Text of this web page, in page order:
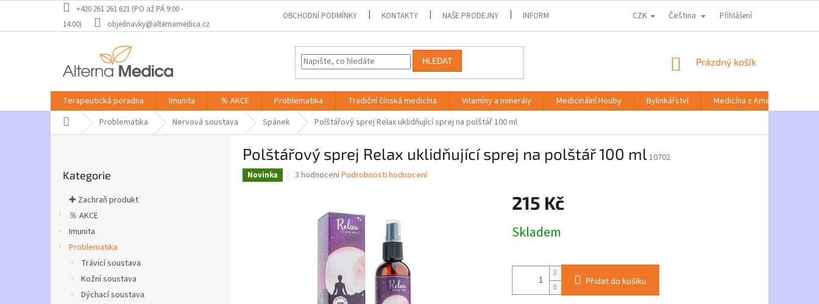
obsah
+420 261 261 621 (PO až PÁ 9:00 -
14:00)
objednavky@alternamedica.cz
OBCHODNÍ PODMÍNKY KONTAKTY NAŠE PRODEJNY INFORMACE KE ZPRACOVÁNÍ OSOBNÍCH ÚDAJŮ DOPRAVA A PLATBA
CZK Čeština Přihlášení
HLEDAT
NÁKUPNÍ
Prázdný košík
Terapeutická poradna Imunita ％ AKCE Problematika Tradiční čínská medicína Vitamíny a minerály Medicinální Houby Bylinkářství
Medicína z Amazonie
Domů Problematika Nervová soustava Spánek Polštářový sprej Relax uklidňující sprej na polštář 100 ml
kategorie
Kategorie
✚ Zachraň produkt
％ AKCE
Imunita
Problematika
Trávicí soustava
Kožní soustava
Dýchací soustava
Polštářový sprej Relax uklidňující sprej na polštář 100 ml10702
Novinka
Průměrné
hvězdiček.
3 hodnoceníPodrobnosti hodnocení
215 Kč
cena:
Skladem
Přidat do košíku